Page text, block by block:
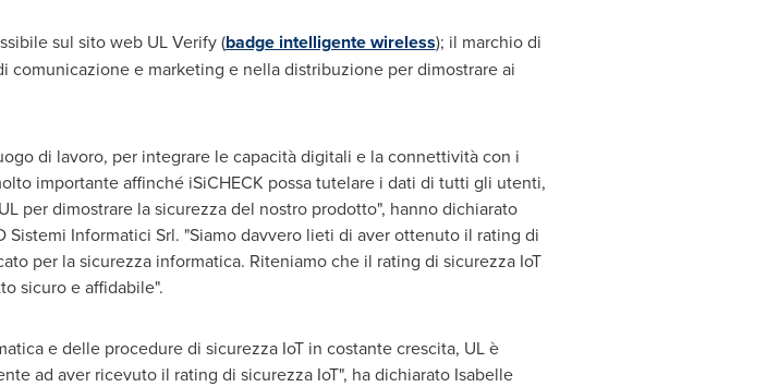
sul sito web UL Verify (badge intelligente wireless); il marchio di
e marketing e nella distribuzione per dimostrare ai
di lavoro, per integrare le capacità digitali e la connettività con i
importante affinché iSiCHECK possa tutelare i dati di tutti gli utenti,
per dimostrare la sicurezza del nostro prodotto", hanno dichiarato
Sistemi Informatici Srl. "Siamo davvero lieti di aver ottenuto il rating di
per la sicurezza informatica. Riteniamo che il rating di sicurezza IoT
sicuro e affidabile".
e delle procedure di sicurezza IoT in costante crescita, UL è
ad aver ricevuto il rating di sicurezza IoT", ha dichiarato Isabelle